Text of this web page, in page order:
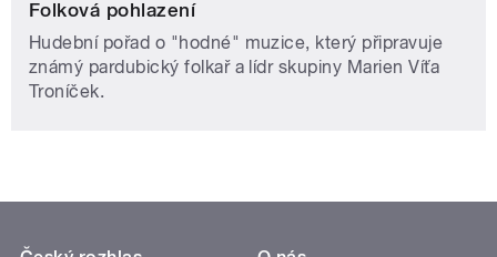
Folková pohlazení
Hudební pořad o "hodné" muzice, který připravuje
známý pardubický folkař a lídr skupiny Marien Víťa
Troníček.